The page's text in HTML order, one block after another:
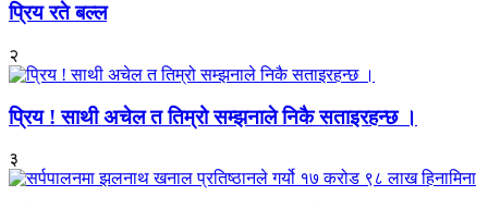
प्रिय रते बल्ल
२
प्रिय ! साथी अचेल त तिम्रो सम्झनाले निकै सताइरहन्छ ।
३